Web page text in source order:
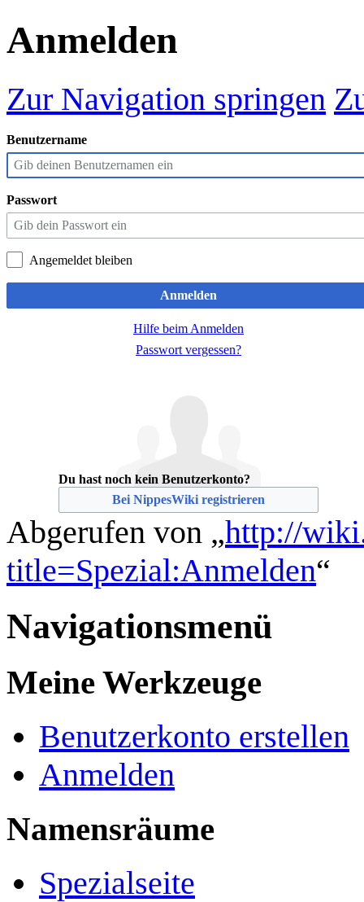
Anmelden
Zur Navigation springen
Benutzername
Passwort
Angemeldet bleiben
Anmelden
Hilfe beim Anmelden
Passwort vergessen?
Du hast noch kein Benutzerkonto?
Bei NippesWiki registrieren
Abgerufen von „http://
title=Spezial:Anmelden“
Navigationsmenü
Meine Werkzeuge
Benutzerkonto erstellen
Anmelden
Namensräume
Spezialseite